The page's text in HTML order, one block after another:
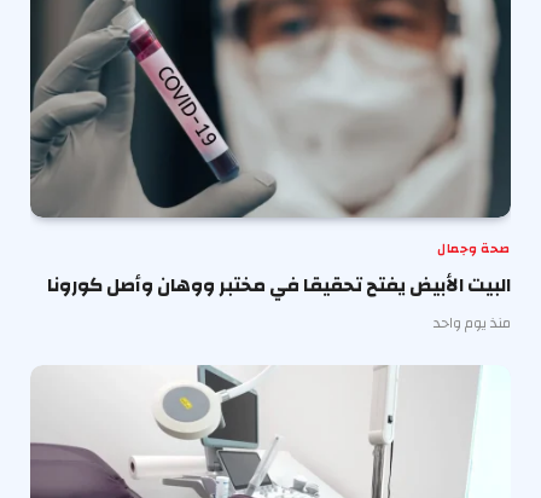
صحة وجمال
البيت الأبيض يفتح تحقيقا في مختبر ووهان وأصل كورونا
منذ يوم واحد